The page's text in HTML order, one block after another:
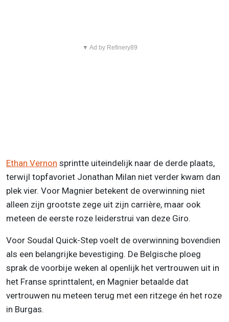
▼ Ad by Refinery89
Ethan Vernon sprintte uiteindelijk naar de derde plaats,
terwijl topfavoriet Jonathan Milan niet verder kwam dan
plek vier. Voor Magnier betekent de overwinning niet
alleen zijn grootste zege uit zijn carrière, maar ook
meteen de eerste roze leiderstrui van deze Giro.
Voor Soudal Quick-Step voelt de overwinning bovendien
als een belangrijke bevestiging. De Belgische ploeg
sprak de voorbije weken al openlijk het vertrouwen uit in
het Franse sprinttalent, en Magnier betaalde dat
vertrouwen nu meteen terug met een ritzege én het roze
in Burgas.